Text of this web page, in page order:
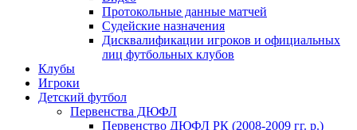
Протокольные данные матчей
Судейские назначения
Дисквалификации игроков и официальных
лиц футбольных клубов
Клубы
Игроки
Детский футбол
Первенства ДЮФЛ
Первенство ДЮФЛ РК (2008-2009 гг. р.)